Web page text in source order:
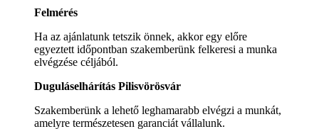
Felmérés
Ha az ajánlatunk tetszik önnek, akkor egy előre
egyeztett időpontban szakemberünk felkeresi a munka
elvégzése céljából.
Duguláselhárítás Pilisvörösvár
Szakemberünk a lehető leghamarabb elvégzi a munkát,
amelyre természetesen garanciát vállalunk.